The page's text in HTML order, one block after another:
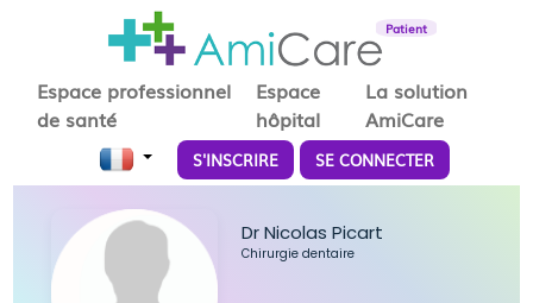
Patient
Espace professionnel
de santé
Espace
hôpital
La solution
AmiCare
S'INSCRIRE SE CONNECTER
Dr Nicolas Picart
Chirurgie dentaire